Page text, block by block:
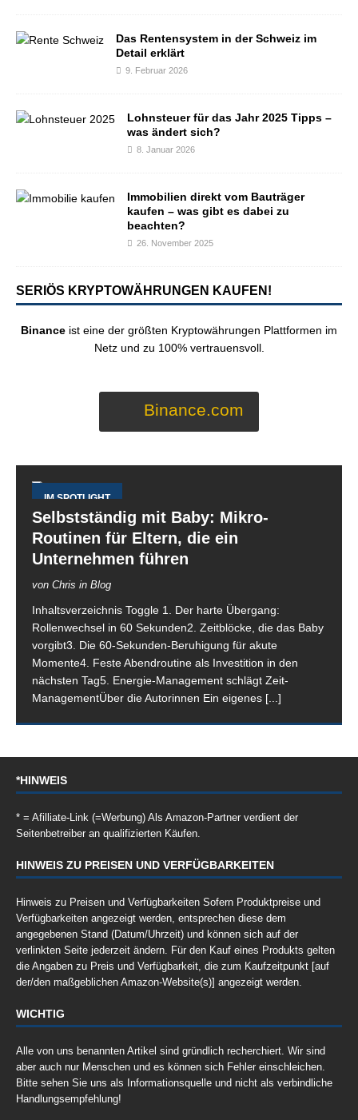
Das Rentensystem in der Schweiz im
Detail erklärt
9. Februar 2026
Lohnsteuer für das Jahr 2025 Tipps –
was ändert sich?
8. Januar 2026
Immobilien direkt vom Bauträger
kaufen – was gibt es dabei zu
beachten?
26. November 2025
SERIÖS KRYPTOWÄHRUNGEN KAUFEN!
Binance ist eine der größten Kryptowährungen Plattformen im
Netz und zu 100% vertrauensvoll.
Binance.com
IM SPOTLIGHT
Selbstständig mit Baby: Mikro-
Routinen für Eltern, die ein
Unternehmen führen
von Chris in Blog
Inhaltsverzeichnis Toggle 1. Der harte Übergang:
Rollenwechsel in 60 Sekunden2. Zeitblöcke, die das Baby
vorgibt3. Die 60-Sekunden-Beruhigung für akute
Momente4. Feste Abendroutine als Investition in den
nächsten Tag5. Energie-Management schlägt Zeit-
ManagementÜber die Autorinnen Ein eigenes [...]
*HINWEIS
* = Afilliate-Link (=Werbung) Als Amazon-Partner verdient der
Seitenbetreiber an qualifizierten Käufen.
HINWEIS ZU PREISEN UND VERFÜGBARKEITEN
Hinweis zu Preisen und Verfügbarkeiten Sofern Produktpreise und
Verfügbarkeiten angezeigt werden, entsprechen diese dem
angegebenen Stand (Datum/Uhrzeit) und können sich auf der
verlinkten Seite jederzeit ändern. Für den Kauf eines Produkts gelten
die Angaben zu Preis und Verfügbarkeit, die zum Kaufzeitpunkt [auf
der/den maßgeblichen Amazon-Website(s)] angezeigt werden.
WICHTIG
Alle von uns benannten Artikel sind gründlich recherchiert. Wir sind
aber auch nur Menschen und es können sich Fehler einschleichen.
Bitte sehen Sie uns als Informationsquelle und nicht als verbindliche
Handlungsempfehlung!